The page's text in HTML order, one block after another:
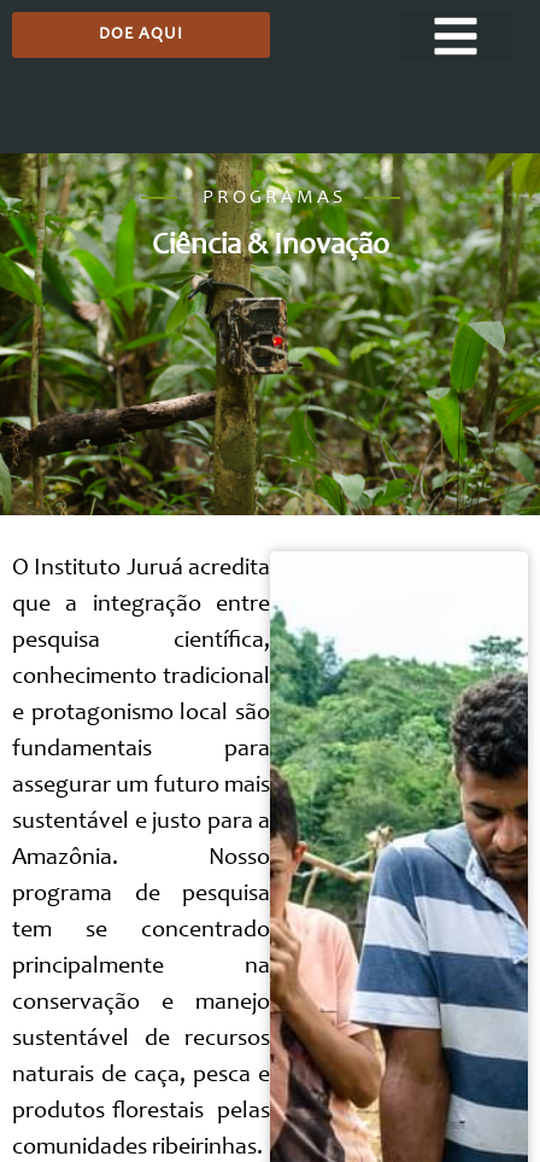
DOE AQUI
PROGRAMAS
Ciência & Inovação
O Instituto Juruá acredita
que a integração entre
pesquisa científica,
conhecimento tradicional
e protagonismo local são
fundamentais para
assegurar um futuro mais
sustentável e justo para a
Amazônia. Nosso
programa de pesquisa
tem se concentrado
principalmente na
conservação e manejo
sustentável de recursos
naturais de caça, pesca e
produtos florestais pelas
comunidades ribeirinhas.